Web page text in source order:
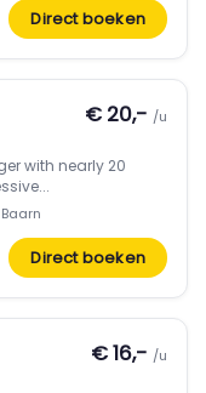
Direct boeken
€ 20,- /u
with nearly 20
Direct boeken
€ 16,- /u